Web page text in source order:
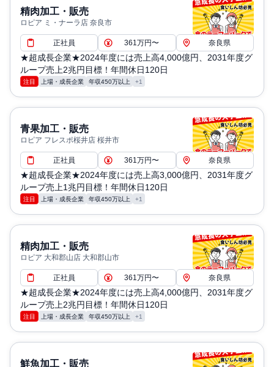
精肉加工・販売
ロピア ミ・ナーラ店 奈良市
正社員 361万円〜 奈良県
★超成長企業★2024年度には売上高4,000億円、2031年度グ
ループ売上2兆円目標！年間休日120日
注目 上場・成長企業 年収450万以上 +1
青果加工・販売
ロピア フレスポ桜井店 桜井市
正社員 361万円〜 奈良県
★超成長企業★2024年度には売上高3,000億円、2031年度グ
ループ売上1兆円目標！年間休日120日
注目 上場・成長企業 年収450万以上 +1
精肉加工・販売
ロピア 大和郡山店 大和郡山市
正社員 361万円〜 奈良県
★超成長企業★2024年度には売上高4,000億円、2031年度グ
ループ売上2兆円目標！年間休日120日
注目 上場・成長企業 年収450万以上 +1
鮮魚加工・販売